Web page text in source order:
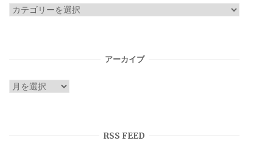
カ
アーカイブ
ア
RSS FEED